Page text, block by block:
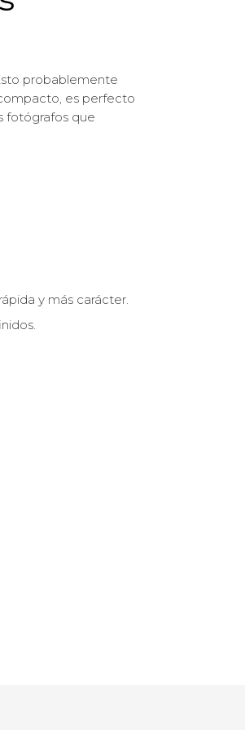
probablemente
es perfecto
fotógrafos que
y más carácter.